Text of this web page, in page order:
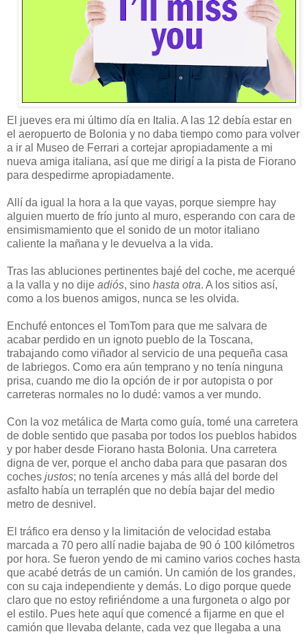
El jueves era mi último día en Italia. A las 12 debía estar en
el aeropuerto de Bolonia y no daba tiempo como para volver
a ir al Museo de Ferrari a cortejar apropiadamente a mi
nueva amiga italiana, así que me dirigí a la pista de Fiorano
para despedirme apropiadamente.
Allí da igual la hora a la que vayas, porque siempre hay
alguien muerto de frío junto al muro, esperando con cara de
ensimismamiento que el sonido de un motor italiano
caliente la mañana y le devuelva a la vida.
Tras las abluciones pertinentes bajé del coche, me acerqué
a la valla y no dije adiós, sino hasta otra. A los sitios así,
como a los buenos amigos, nunca se les olvida.
Enchufé entonces el TomTom para que me salvara de
acabar perdido en un ignoto pueblo de la Toscana,
trabajando como viñador al servicio de una pequeña casa
de labriegos. Como era aún temprano y no tenía ninguna
prisa, cuando me dio la opción de ir por autopista o por
carreteras normales no lo dudé: vamos a ver mundo.
Con la voz metálica de Marta como guía, tomé una carretera
de doble sentido que pasaba por todos los pueblos habidos
y por haber desde Fiorano hasta Bolonia. Una carretera
digna de ver, porque el ancho daba para que pasaran dos
coches justos; no tenía arcenes y más allá del borde del
asfalto había un terraplén que no debía bajar del medio
metro de desnivel.
El tráfico era denso y la limitación de velocidad estaba
marcada a 70 pero allí nadie bajaba de 90 ó 100 kilómetros
por hora. Se fueron yendo de mi camino varios coches hasta
que acabé detrás de un camión. Un camión de los grandes,
con su caja independiente y demás. Lo digo porque quede
claro que no estoy refiriéndome a una furgoneta o algo por
el estilo. Pues hete aquí que comencé a fijarme en que el
camión que llevaba delante, cada vez que llegaba a una